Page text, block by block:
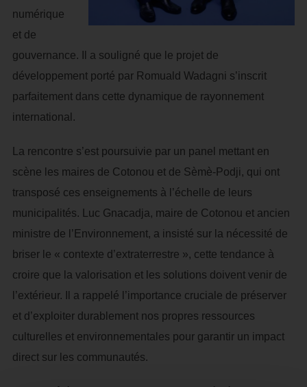
numérique
et de
gouvernance. Il a souligné que le projet de
développement porté par Romuald Wadagni s’inscrit
parfaitement dans cette dynamique de rayonnement
international.
La rencontre s’est poursuivie par un panel mettant en
scène les maires de Cotonou et de Sèmè-Podji, qui ont
transposé ces enseignements à l’échelle de leurs
municipalités. Luc Gnacadja, maire de Cotonou et ancien
ministre de l’Environnement, a insisté sur la nécessité de
briser le « contexte d’extraterrestre », cette tendance à
croire que la valorisation et les solutions doivent venir de
l’extérieur. Il a rappelé l’importance cruciale de préserver
et d’exploiter durablement nos propres ressources
culturelles et environnementales pour garantir un impact
direct sur les communautés.